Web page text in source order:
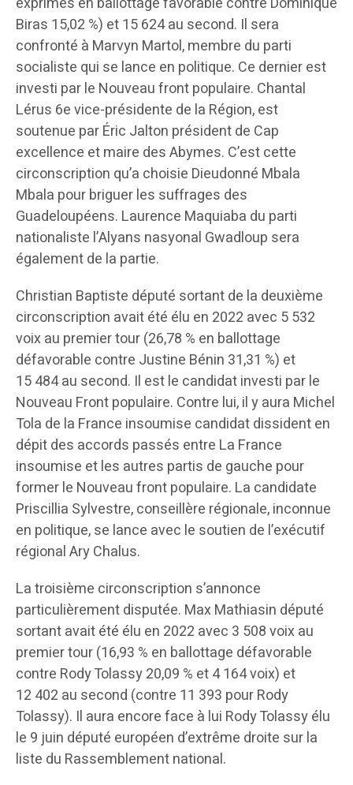
Biras 15,02 %) et 15 624 au second. Il sera
confronté à Marvyn Martol, membre du parti
socialiste qui se lance en politique. Ce dernier est
investi par le Nouveau front populaire. Chantal
Lérus 6e vice-présidente de la Région, est
soutenue par Éric Jalton président de Cap
excellence et maire des Abymes. C’est cette
circonscription qu’a choisie Dieudonné Mbala
Mbala pour briguer les suffrages des
Guadeloupéens. Laurence Maquiaba du parti
nationaliste l’Alyans nasyonal Gwadloup sera
également de la partie.
Christian Baptiste député sortant de la deuxième
circonscription avait été élu en 2022 avec 5 532
voix au premier tour (26,78 % en ballottage
défavorable contre Justine Bénin 31,31 %) et
15 484 au second. Il est le candidat investi par le
Nouveau Front populaire. Contre lui, il y aura Michel
Tola de la France insoumise candidat dissident en
dépit des accords passés entre La France
insoumise et les autres partis de gauche pour
former le Nouveau front populaire. La candidate
Priscillia Sylvestre, conseillère régionale, inconnue
en politique, se lance avec le soutien de l’exécutif
régional Ary Chalus.
La troisième circonscription s’annonce
particulièrement disputée. Max Mathiasin député
sortant avait été élu en 2022 avec 3 508 voix au
premier tour (16,93 % en ballottage défavorable
contre Rody Tolassy 20,09 % et 4 164 voix) et
12 402 au second (contre 11 393 pour Rody
Tolassy). Il aura encore face à lui Rody Tolassy élu
le 9 juin député européen d’extrême droite sur la
liste du Rassemblement national.